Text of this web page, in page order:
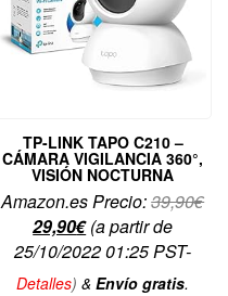
TP-LINK TAPO C210 –
CÁMARA VIGILANCIA 360°,
VISIÓN NOCTURNA
Amazon.es Precio:39,90€El
29,90€El
precio
actual
(a partir de
25/10/2022 01:25 PST-
Detalles)&Envío gratis.